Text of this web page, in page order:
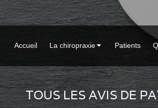
Accueil La chiropraxie Patients
TOUS LES AVIS DE